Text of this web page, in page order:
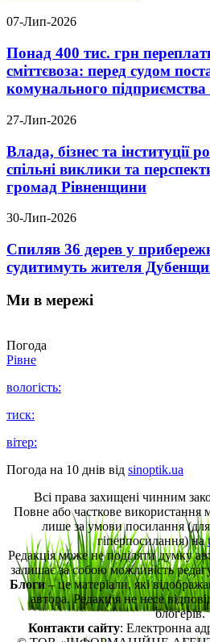
07-Лип-2026
Понад 400 тис. грн
сміттєвоза: перед судом
комунального
27-Лип-2026
Влада, бізнес та інституції
спільні виклики та
громад Рівненщини
30-Лип-2026
Спиляв 36 дерев у
судитимуть жителя
Ми в мережі
Погода
Рівне
вологість:
тиск:
вітер:
Погода на 10 днів від sinoptik.ua
Всі права захищені чинним
Повне або часткове використання
лише за умови посилання
гіперпосилання) на
Редакція може не поділяти думку
залишає за собою можливість
Блоги– це матеріали, які
автора. Редакція не несе
блогерів.
Контакти сайту: Електронна